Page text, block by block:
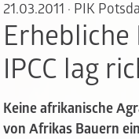
21.03.2011 · PIK
IPCC lag
Keine afrikanische
von Afrikas Bauern